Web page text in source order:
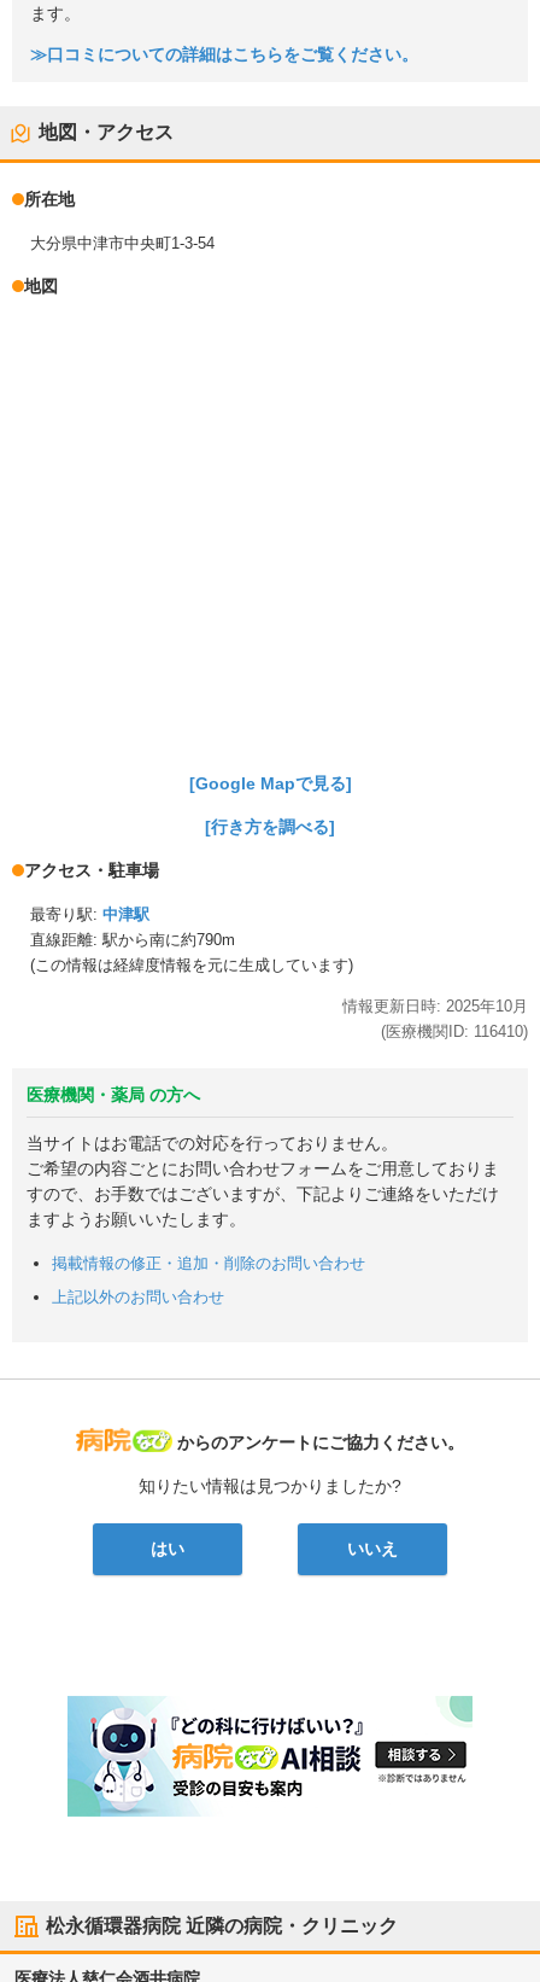
ます。
≫口コミについての詳細はこちらをご覧ください。
地図・アクセス
所在地
大分県中津市中央町1-3-54
地図
[Google Mapで見る]
[行き方を調べる]
アクセス・駐車場
最寄り駅: 中津駅
直線距離: 駅から南に約790m
(この情報は経緯度情報を元に生成しています)
情報更新日時: 2025年10月
(医療機関ID: 116410)
医療機関・薬局 の方へ
当サイトはお電話での対応を行っておりません。
ご希望の内容ごとにお問い合わせフォームをご用意しておりま
すので、お手数ではございますが、下記よりご連絡をいただけ
ますようお願いいたします。
掲載情報の修正・追加・削除のお問い合わせ
上記以外のお問い合わせ
病院なび
からのアンケートにご協力ください。
知りたい情報は見つかりましたか?
はい いいえ
松永循環器病院近隣の病院・クリニック